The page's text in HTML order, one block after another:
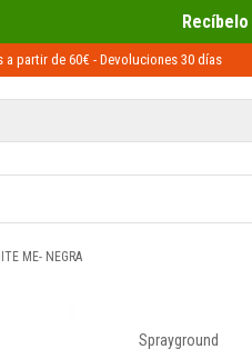
primero 📦 Paga después
a partir de 60€ -Devoluciones 30 días
ME- NEGRA
Sprayground